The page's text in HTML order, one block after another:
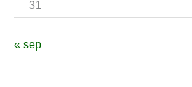
31
« sep